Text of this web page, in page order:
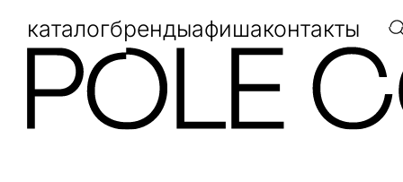
каталогбрендыафишаконтакты